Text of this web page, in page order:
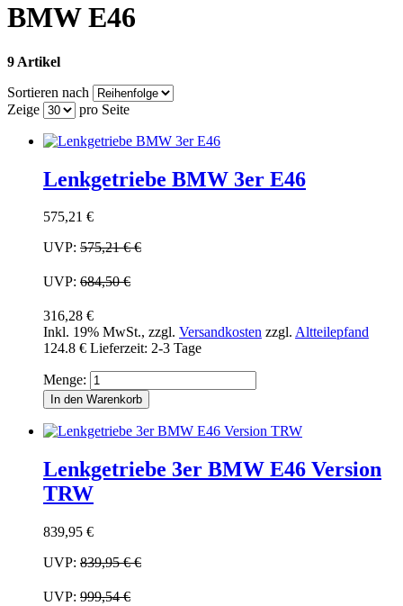
BMW E46
9 Artikel
Sortieren nach
Zeige
pro Seite
Lenkgetriebe BMW 3er E46
575,21 €
UVP: 575,21 €€
UVP: 684,50 €
316,28 €
Inkl. 19% MwSt., zzgl. Versandkosten zzgl. Altteilepfand
124.8 € Lieferzeit: 2-3 Tage
Menge:
In den Warenkorb
Lenkgetriebe 3er BMW E46 Version
TRW
839,95 €
UVP: 839,95 €€
UVP: 999,54 €